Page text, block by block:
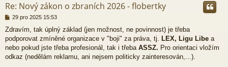
Re: Nový zákon o zbraních 2026 - flobertky
P
í
s
p
ě
29 pro 2025 15:53
Zdravím, tak úplný základ (jen možnost, ne povinnost) je třeba
podporovat zmíněné organizace v "boji" za práva, tj. LEX, Ligu Libe a
nebo pokud jste třeba profesionál, tak i třeba ASSZ. Pro orientaci vložím
odkaz (nedělám reklamu, ani nejsem politicky zainteresován,...).